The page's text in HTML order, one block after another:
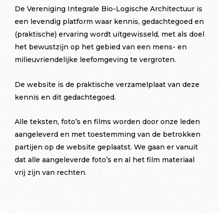
De Vereniging Integrale Bio-Logische Architectuur is
een levendig platform waar kennis, gedachtegoed en
(praktische) ervaring wordt uitgewisseld, met als doel
het bewustzijn op het gebied van een mens- en
milieuvriendelijke leefomgeving te vergroten.
De website is de praktische verzamelplaat van deze
kennis en dit gedachtegoed.
Alle teksten, foto’s en films worden door onze leden
aangeleverd en met toestemming van de betrokken
partijen op de website geplaatst. We gaan er vanuit
dat alle aangeleverde foto’s en al het film materiaal
vrij zijn van rechten.